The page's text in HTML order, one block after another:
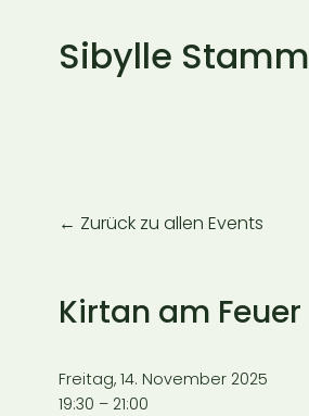
Sibylle Stamm
Zurück zu allen Events
Kirtan am Feuer
Freitag, 14. November 2025
19:30
21:00